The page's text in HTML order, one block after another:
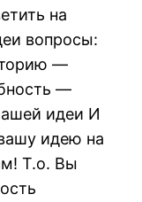
на
вопросы:
—
—
идеи И
идею на
Т.о. Вы